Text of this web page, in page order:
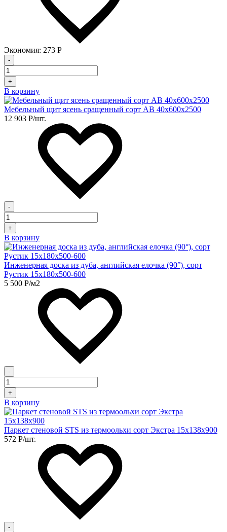
Экономия: 273 Р
-
+
В корзину
Мебельный щит ясень сращенный сорт АВ 40х600х2500
12 903 Р/шт.
-
+
В корзину
Инженерная доска из дуба, английская елочка (90°), сорт
Рустик 15х180х500-600
5 500 Р/м2
-
+
В корзину
Паркет стеновой STS из термоольхи сорт Экстра 15х138х900
572 Р/шт.
-